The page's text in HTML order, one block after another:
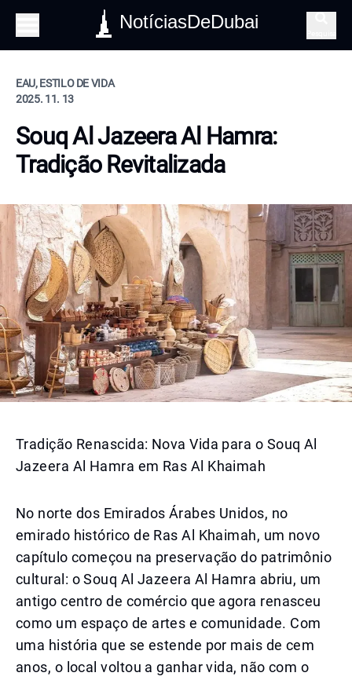
NotíciasDeDubai
EAU, ESTILO DE VIDA
2025. 11. 13
Souq Al Jazeera Al Hamra:
Tradição Revitalizada
Tradição Renascida: Nova Vida para o Souq Al
Jazeera Al Hamra em Ras Al Khaimah
No norte dos Emirados Árabes Unidos, no
emirado histórico de Ras Al Khaimah, um novo
capítulo começou na preservação do patrimônio
cultural: o Souq Al Jazeera Al Hamra abriu, um
antigo centro de comércio que agora renasceu
como um espaço de artes e comunidade. Com
uma história que se estende por mais de cem
anos, o local voltou a ganhar vida, não com o